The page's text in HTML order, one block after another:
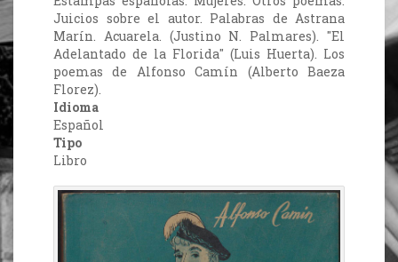
Juicios sobre el autor. Palabras de Astrana
Marín. Acuarela. (Justino N. Palmares). "El
Adelantado de la Florida" (Luis Huerta). Los
poemas de Alfonso Camín (Alberto Baeza
Florez).
Idioma
Español
Tipo
Libro